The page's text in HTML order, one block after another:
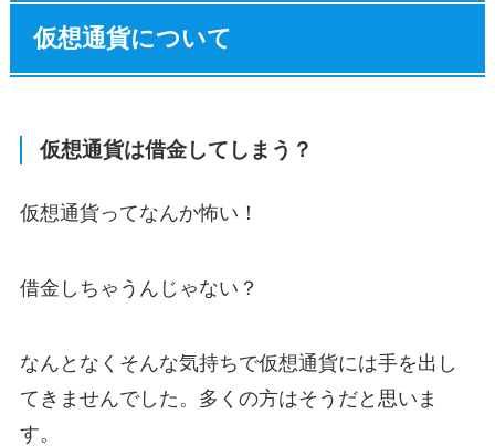
仮想通貨について
仮想通貨は借金してしまう？
仮想通貨ってなんか怖い！
借金しちゃうんじゃない？
なんとなくそんな気持ちで仮想通貨には手を出し
てきませんでした。多くの方はそうだと思いま
す。